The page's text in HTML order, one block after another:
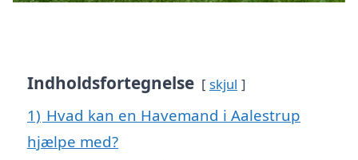
Indholdsfortegnelse skjul
1) Hvad kan en Havemand i Aalestrup
hjælpe med?